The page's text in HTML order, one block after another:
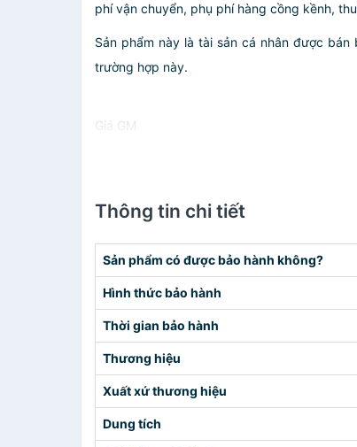
phí vận chuyển, phụ phí hàng cồng kềnh,
Sản phẩm này là tài sản cá nhân được
trường hợp này.
Giá GM
Thông tin chi tiết
Sản phẩm có được bảo hành không?
Hình thức bảo hành
Thời gian bảo hành
Thương hiệu
Xuất xứ thương hiệu
Dung tích